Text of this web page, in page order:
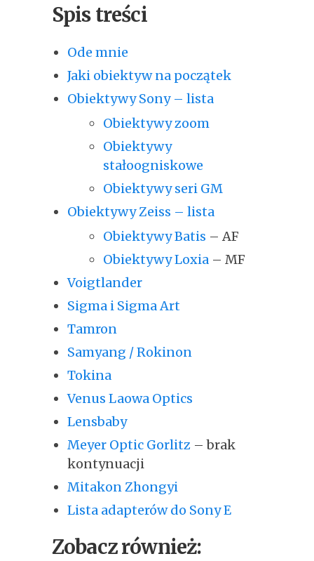
Spis treści
Ode mnie
Jaki obiektyw na początek
Obiektywy Sony – lista
Obiektywy zoom
Obiektywy
stałoogniskowe
Obiektywy seri GM
Obiektywy Zeiss – lista
Obiektywy Batis – AF
Obiektywy Loxia – MF
Voigtlander
Sigma i Sigma Art
Tamron
Samyang / Rokinon
Tokina
Venus Laowa Optics
Lensbaby
Meyer Optic Gorlitz– brak
kontynuacji
Mitakon Zhongyi
Lista adapterów do Sony E
Zobacz również: